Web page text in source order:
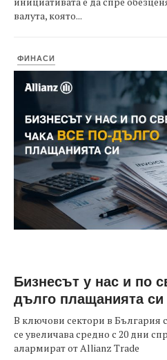
валута, която...
ФИНАСИ
Бизнесът у нас и по
дълго плащанията си
В ключови сектори в България
се увеличава средно с 20 дни
алармират от Allianz Trade